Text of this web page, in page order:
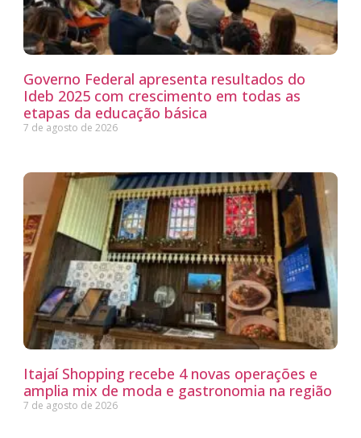
Governo Federal apresenta resultados do
Ideb 2025 com crescimento em todas as
etapas da educação básica
7 de agosto de 2026
Itajaí Shopping recebe 4 novas operações e
amplia mix de moda e gastronomia na região
7 de agosto de 2026